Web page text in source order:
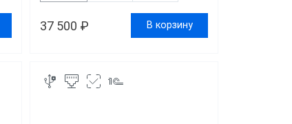
37 500 ₽ В корзину